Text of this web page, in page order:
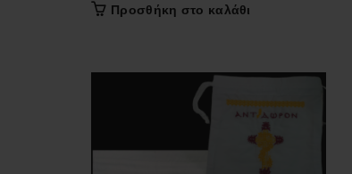
Προσθήκη στο καλάθι